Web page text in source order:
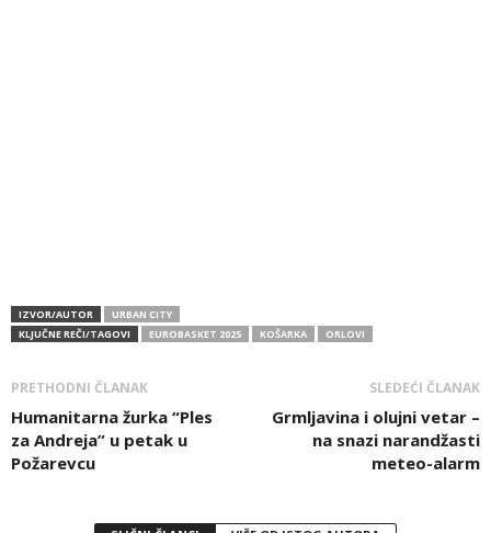
IZVOR/AUTOR
URBAN CITY
KLJUČNE REČI/TAGOVI
EUROBASKET 2025 KOŠARKA ORLOVI
PRETHODNI ČLANAK
Humanitarna žurka “Ples
za Andreja” u petak u
Požarevcu
SLEDEĆI ČLANAK
Grmljavina i olujni vetar –
na snazi narandžasti
meteo-alarm